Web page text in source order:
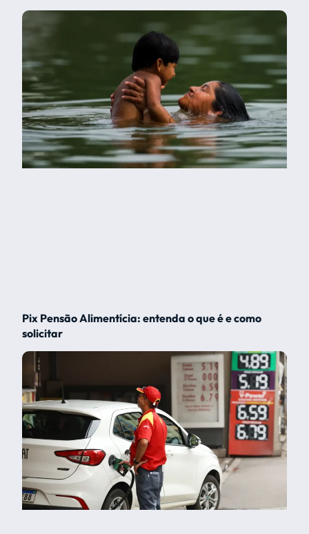
Pix Pensão Alimentícia: entenda o que é e como
solicitar